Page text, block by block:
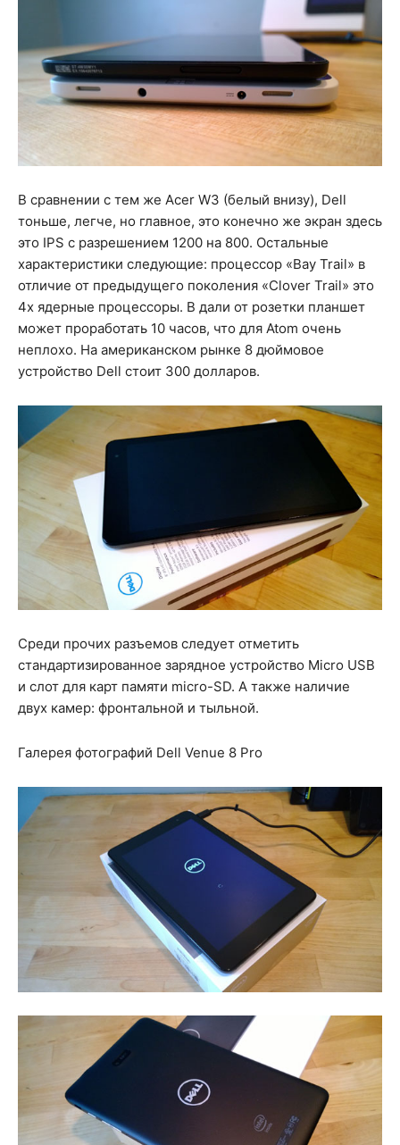
В сравнении с тем же Acer W3 (белый внизу), Dell
тоньше, легче, но главное, это конечно же экран здесь
это IPS с разрешением 1200 на 800. Остальные
характеристики следующие: процессор «Bay Trail» в
отличие от предыдущего поколения «Clover Trail» это
4х ядерные процессоры. В дали от розетки планшет
может проработать 10 часов, что для Atom очень
неплохо. На американском рынке 8 дюймовое
устройство Dell стоит 300 долларов.
Среди прочих разъемов следует отметить
стандартизированное зарядное устройство Micro USB
и слот для карт памяти micro-SD. А также наличие
двух камер: фронтальной и тыльной.
Галерея фотографий Dell Venue 8 Pro